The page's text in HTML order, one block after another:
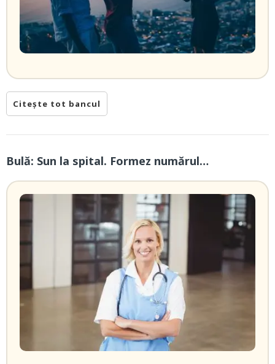
Citește tot bancul
Bulă: Sun la spital. Formez numărul…